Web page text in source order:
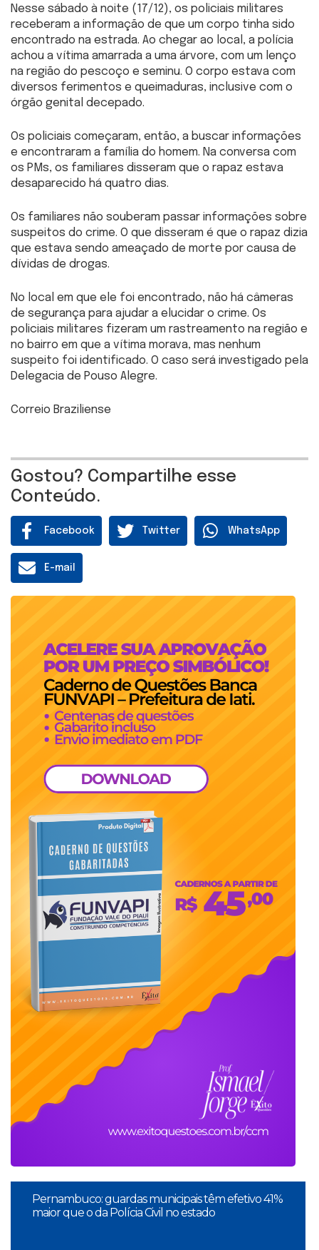
Nesse sábado à noite (17/12), os policiais militares
receberam a informação de que um corpo tinha sido
encontrado na estrada. Ao chegar ao local, a polícia
achou a vítima amarrada a uma árvore, com um lenço
na região do pescoço e seminu. O corpo estava com
diversos ferimentos e queimaduras, inclusive com o
órgão genital decepado.
Os policiais começaram, então, a buscar informações
e encontraram a família do homem. Na conversa com
os PMs, os familiares disseram que o rapaz estava
desaparecido há quatro dias.
Os familiares não souberam passar informações sobre
suspeitos do crime. O que disseram é que o rapaz dizia
que estava sendo ameaçado de morte por causa de
dívidas de drogas.
No local em que ele foi encontrado, não há câmeras
de segurança para ajudar a elucidar o crime. Os
policiais militares fizeram um rastreamento na região e
no bairro em que a vítima morava, mas nenhum
suspeito foi identificado. O caso será investigado pela
Delegacia de Pouso Alegre.
Correio Braziliense
Gostou? Compartilhe esse
Conteúdo.
Facebook Twitter WhatsApp
E-mail
Pernambuco: guardas municipais têm efetivo 41%
maior que o da Polícia Civil no estado